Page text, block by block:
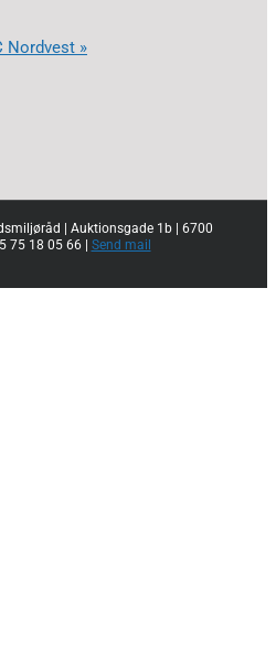
Nordvest »
| Auktionsgade 1b | 6700
75 18 05 66 | Send mail